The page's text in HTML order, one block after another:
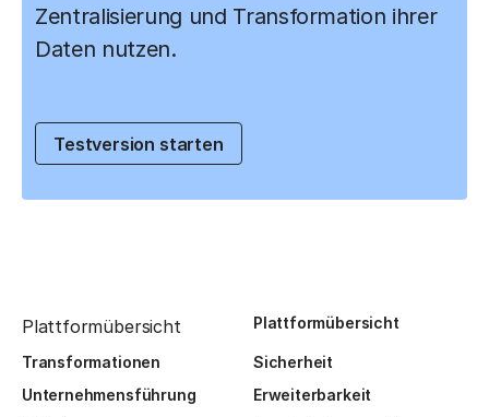
Zentralisierung und Transformation ihrer
Daten nutzen.
Testversion starten
Plattformübersicht Plattformübersicht
Transformationen
Sicherheit
Unternehmensführung
Erweiterbarkeit